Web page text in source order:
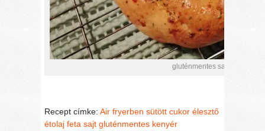
gluténmentes sajtos kenyér
Recept címke:Air fryerben sütött cukor élesztő
étolaj feta sajt gluténmentes kenyér